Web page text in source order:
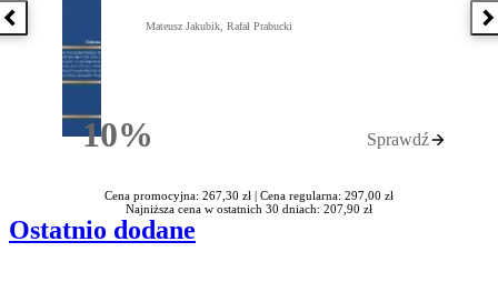
Poprzednia książka
10%Rabatu
Mateusz Jakubik, Rafał Prabucki
Sprawdź
Cena promocyjna: 267,30 zł | Cena regularna: 297,00 zł
Najniższa cena w ostatnich 30 dniach: 207,90 zł
Ostatnio dodane